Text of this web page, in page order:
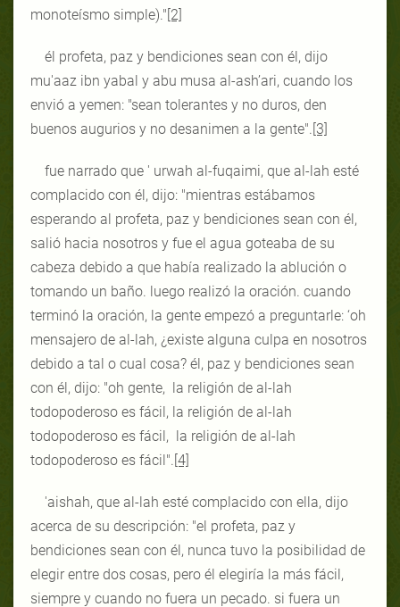
monoteísmo simple)."[2]
él profeta, paz y bendiciones sean con él, dijo
mu'aaz ibn yabal y abu musa al-ash’ari, cuando los
envió a yemen: "sean tolerantes y no duros, den
buenos augurios y no desanimen a la gente". [3]
fue narrado que ' urwah al-fuqaimi, que al-lah esté
complacido con él, dijo: "mientras estábamos
esperando al profeta, paz y bendiciones sean con él,
salió hacia nosotros y fue el agua goteaba de su
cabeza debido a que había realizado la ablución o
tomando un baño. luego realizó la oración. cuando
terminó la oración, la gente empezó a preguntarle: ‘oh
mensajero de al-lah, ¿existe alguna culpa en nosotros
debido a tal o cual cosa? él, paz y bendiciones sean
con él, dijo: "oh gente, la religión de al-lah
todopoderoso es fácil, la religión de al-lah
todopoderoso es fácil, la religión de al-lah
todopoderoso es fácil". [4]
'aishah, que al-lah esté complacido con ella, dijo
acerca de su descripción: "el profeta, paz y
bendiciones sean con él, nunca tuvo la posibilidad de
elegir entre dos cosas, pero él elegiría la más fácil,
siempre y cuando no fuera un pecado. si fuera un